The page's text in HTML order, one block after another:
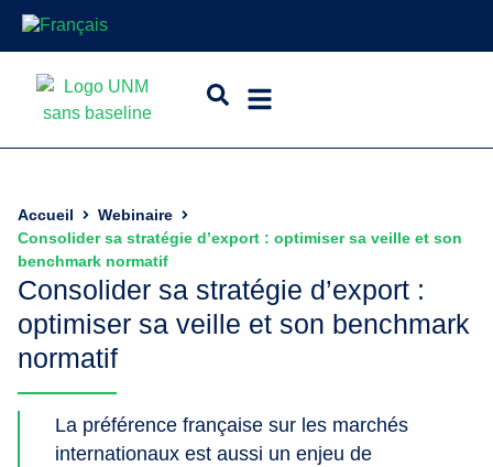
Accueil
Webinaire
Consolider sa stratégie d’export : optimiser sa veille et son
benchmark normatif
Consolider sa stratégie d’export :
optimiser sa veille et son benchmark
normatif
La préférence française sur les marchés
internationaux est aussi un enjeu de